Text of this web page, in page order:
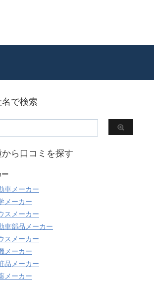
で検索
ら口コミを探す
ー
車メーカー
メーカー
スメーカー
車部品メーカー
スメーカー
メーカー
品メーカー
メーカー